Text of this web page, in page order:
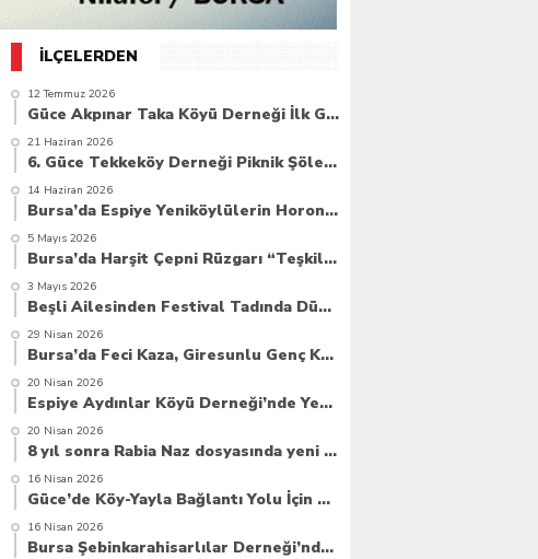
İLÇELERDEN
12 Temmuz 2026
Güce Akpınar Taka Köyü Derneği İlk Genel Kurulunu Gerçekleştirdi
21 Haziran 2026
6. Güce Tekkeköy Derneği Piknik Şöleni Yoğun Katılımla Gerçekleşti
14 Haziran 2026
Bursa’da Espiye Yeniköylülerin Horonla Başlayan Piknik Şöleni, Geleceğe Atılan Temellerle Taçlandı
5 Mayıs 2026
Bursa’da Harşit Çepni Rüzgarı “Teşkilat Merkezi Coşkuyla Açıldı”
3 Mayıs 2026
Beşli Ailesinden Festival Tadında Düğün Cemiyeti
29 Nisan 2026
Bursa’da Feci Kaza, Giresunlu Genç Kaza Kurbanı Oldu
20 Nisan 2026
Espiye Aydınlar Köyü Derneği’nde Yeni Dönem: Genç Yönetim Göreve Başladı
20 Nisan 2026
8 yıl sonra Rabia Naz dosyasında yeni umut
16 Nisan 2026
Güce’de Köy-Yayla Bağlantı Yolu İçin Betonlama Çalışmaları Başlıyor
16 Nisan 2026
Bursa Şebinkarahisarlılar Derneği’nde Yeni Dönem Hızlı Başladı